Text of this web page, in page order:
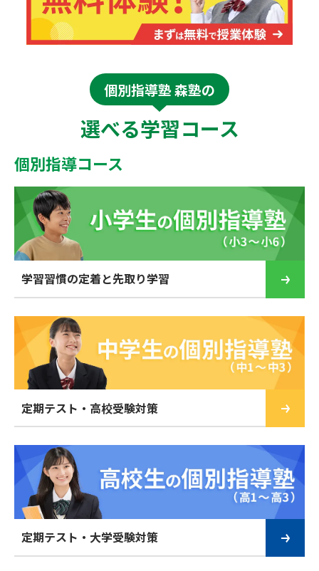
個別指導塾 森塾の
選べる学習コース
個別指導コース
学習習慣の定着と先取り学習
定期テスト・高校受験対策
定期テスト・大学受験対策